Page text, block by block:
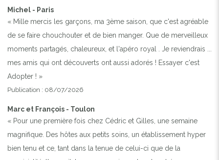
Michel - Paris
« Mille mercis les garçons, ma 3ème saison, que c'est agréable
de se faire chouchouter et de bien manger. Que de merveilleux
moments partagés, chaleureux, et l'apéro royal . Je reviendrais ...
mes amis qui ont découverts ont aussi adorés ! Essayer c'est
Adopter ! »
Publication : 08/07/2026
Marc et François - Toulon
« Pour une première fois chez Cédric et Gilles, une semaine
magnifique. Des hôtes aux petits soins, un établissement hyper
bien tenu et ce, tant dans la tenue de celui-ci que de la